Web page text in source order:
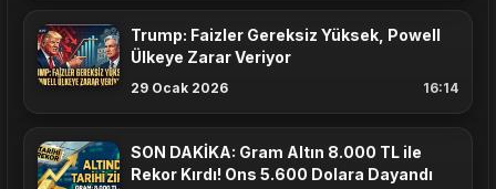
Trump: Faizler Gereksiz Yüksek, Powell
Ülkeye Zarar Veriyor
29 Ocak 2026 16:14
SON DAKİKA: Gram Altın 8.000 TL ile
Rekor Kırdı! Ons 5.600 Dolara Dayandı